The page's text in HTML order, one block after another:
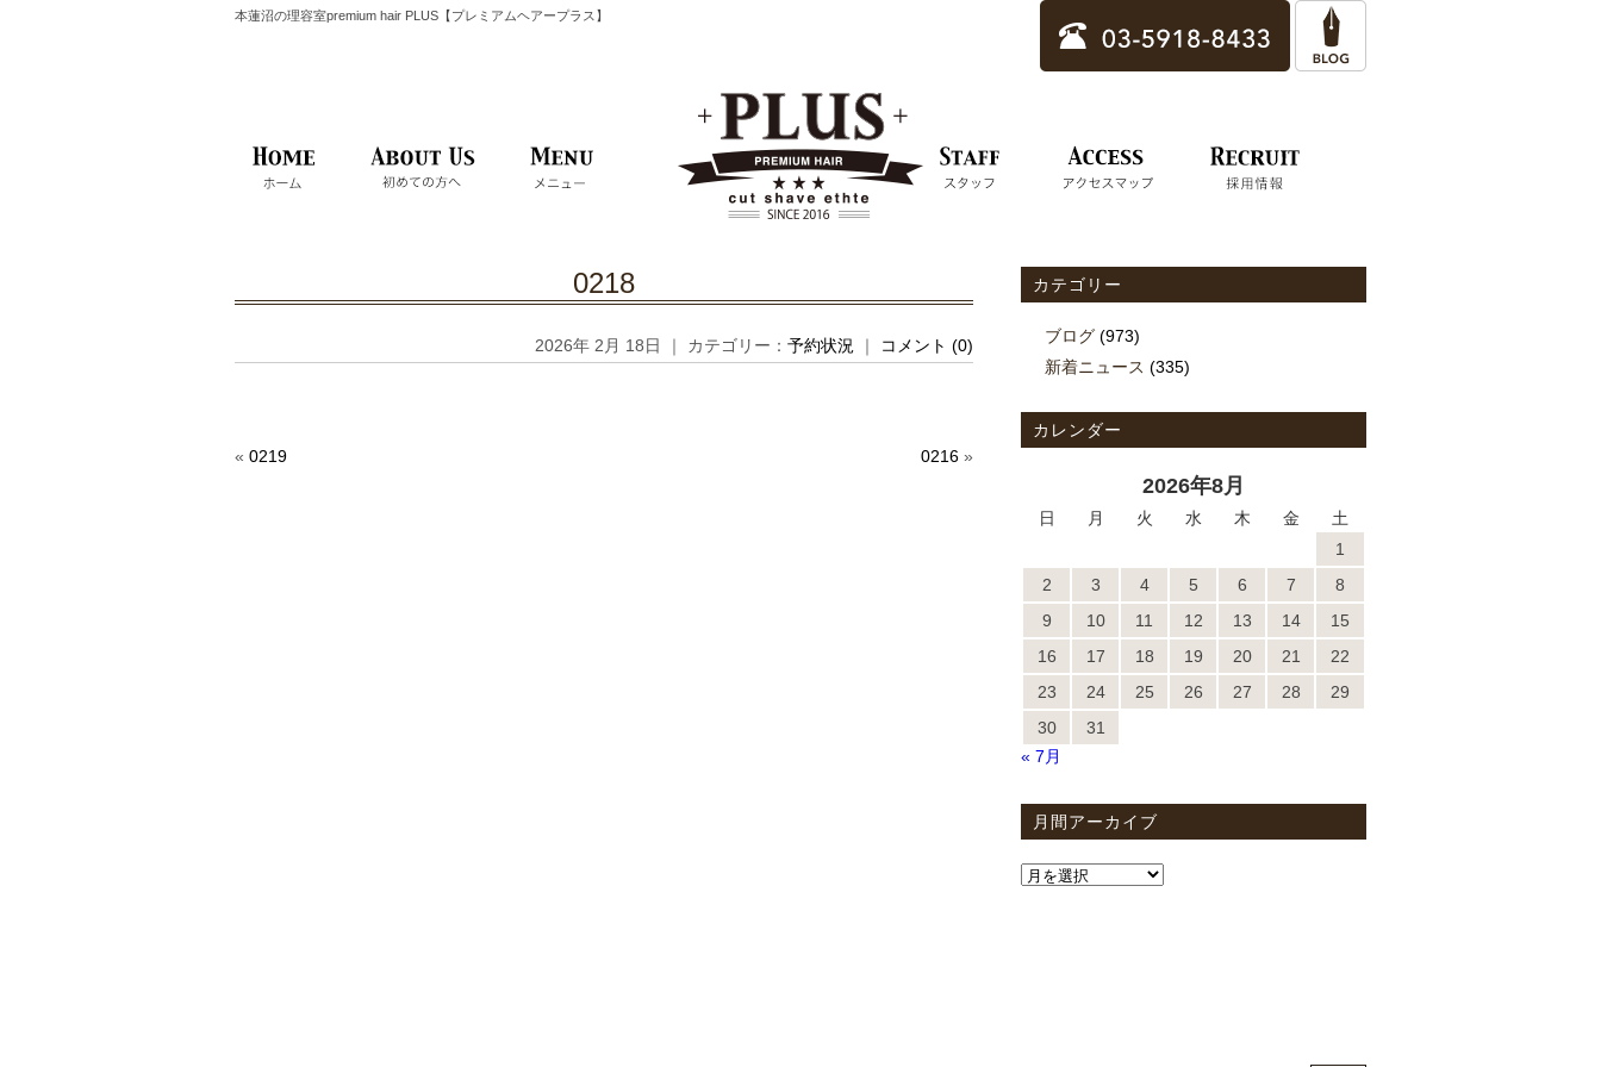
本蓮沼の理容室premium hair PLUS【プレミアムヘアープラス】
0218
2026年 2月 18日 ｜ カテゴリー： 予約状況 ｜ コメント (0)
« 0219 0216 »
カテゴリー
ブログ (973)
新着ニュース (335)
カレンダー
2026年8月
日 月 火 水 木 金
土
1
2
3 4 5 6 7
8
9
10 11 12 13 14
15
16
17 18 19 20 21
22
23
24 25 26 27 28
29
30
31
« 7月
月間アーカイブ